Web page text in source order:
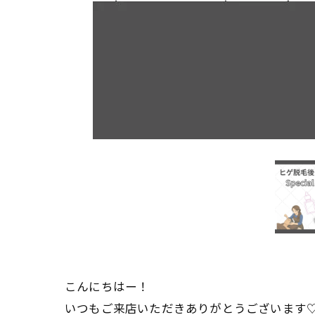
こんにちはー！
いつもご来店いただきありがとうございます